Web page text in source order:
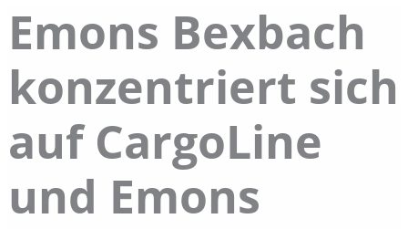
Emons Bexbach
konzentriert sich
auf CargoLine
und Emons